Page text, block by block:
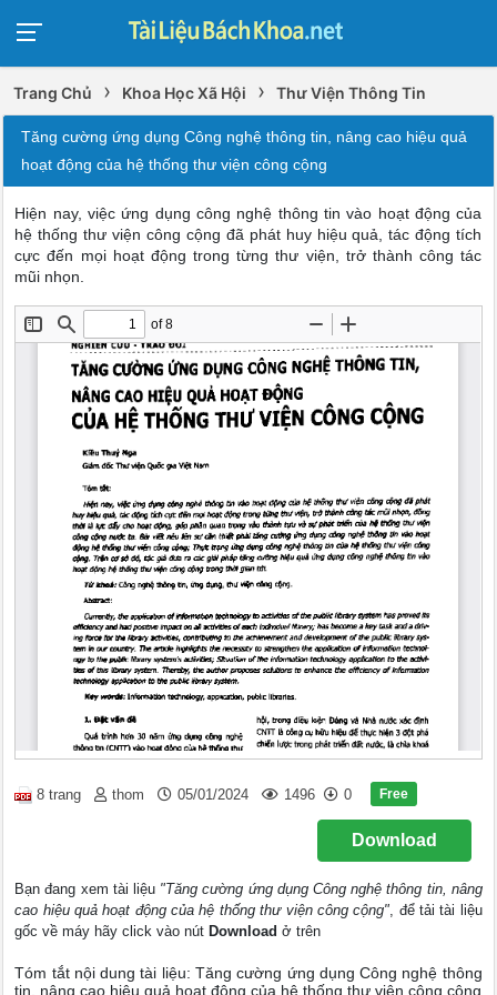
Trang Chủ › Khoa Học Xã Hội › Thư Viện Thông Tin
Tăng cường ứng dụng Công nghệ thông tin, nâng cao hiệu quả
hoạt động của hệ thống thư viện công cộng
Hiện nay, việc ứng dụng công nghệ thông tin vào hoạt động của
hệ thống thư viện công cộng đã phát huy hiệu quả, tác động tích
cực đến mọi hoạt động trong từng thư viện, trở thành công tác
mũi nhọn.
8 trang thom 05/01/2024 1496 0 Free
Download
Bạn đang xem tài liệu "Tăng cường ứng dụng Công nghệ thông tin, nâng
cao hiệu quả hoạt động của hệ thống thư viện công cộng", để tải tài liệu
gốc về máy hãy click vào nút Download ở trên
Tóm tắt nội dung tài liệu: Tăng cường ứng dụng Công nghệ thông
tin, nâng cao hiệu quả hoạt động của hệ thống thư viện công cộng